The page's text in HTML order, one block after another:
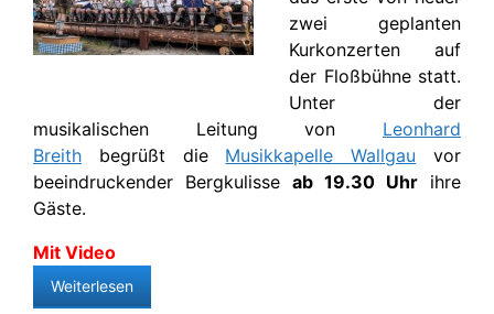
zwei geplanten
Kurkonzerten auf
der Floßbühne statt.
Unter der
musikalischen Leitung von Leonhard
Breith begrüßt die Musikkapelle Wallgau vor
beeindruckender Bergkulisse ab 19.30 Uhr ihre
Gäste.
Mit Video
Weiterlesen